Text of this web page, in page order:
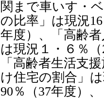
関まで車いす・
の比率」は現況
年度）、「高齢
は現況１・６％
「高齢者生活支
け住宅の割合」
90％（37年度）